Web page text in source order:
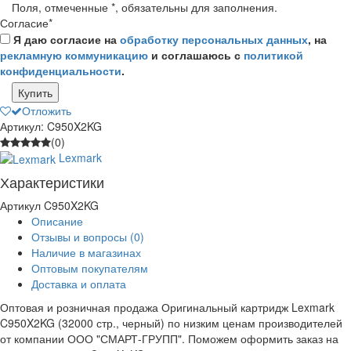
Поля, отмеченные *, обязательны для заполнения.
Согласие*
Я даю согласие на обработку персональных данных, на
рекламную коммуникацию и соглашаюсь с политикой
конфиденциальности.
Купить
Отложить
Артикул: C950X2KG
(0)
Lexmark
Характеристики
Артикул C950X2KG
Описание
Отзывы и вопросы (0)
Наличие в магазинах
Оптовым покупателям
Доставка и оплата
Оптовая и розничная продажа Оригинальный картридж Lexmark
C950X2KG (32000 стр., черный) по низким ценам производителей
от компании ООО "СМАРТ-ГРУПП". Поможем оформить заказ на